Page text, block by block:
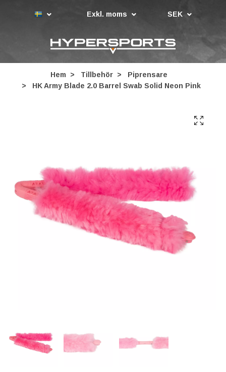
Exkl. moms SEK
Hem Tillbehör
Piprensare
HK Army Blade 2.0 Barrel Swab Solid Neon Pink